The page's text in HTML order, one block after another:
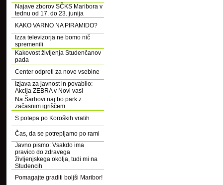
Najave zborov SČKS Maribora v
tednu od 17. do 23. junija
KAKO VARNO NA PIRAMIDO?
Izza televizorja ne bomo nič
spremenili
Kakovost življenja Studenčanov
pada
Center odpreti za nove vsebine
Izjava za javnost in povabilo:
Akcija ZEBRA v Novi vasi
Na Šarhovi naj bo park z
začasnim igriščem
S potepa po Koroških vratih
Čas, da se potrepljamo po rami
Javno pismo: Vsakdo ima
pravico do zdravega
življenjskega okolja, tudi mi na
Studencih
Pomagajte graditi boljši Maribor!